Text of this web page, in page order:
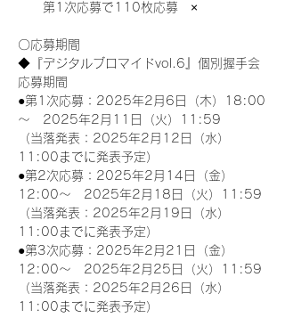
第1次応募で110枚応募　×
〇応募期間
◆『デジタルブロマイドvol.6』個別握手会
応募期間
●第1次応募：2025年2月6日（木）18:00
～　2025年2月11日（火）11:59
（当落発表：2025年2月12日（水）
11:00までに発表予定）
●第2次応募：2025年2月14日（金）
12:00～　2025年2月18日（火）11:59
（当落発表：2025年2月19日（水）
11:00までに発表予定）
●第3次応募：2025年2月21日（金）
12:00～　2025年2月25日（火）11:59
（当落発表：2025年2月26日（水）
11:00までに発表予定）